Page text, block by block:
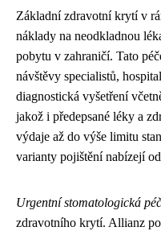
Základní zdravotní krytí v
náklady na neodkladnou
pobytu v zahraničí. Tato
návštěvy specialistů,
diagnostická vyšetření
jakož i předepsané léky a
výdaje až do výše limitu
varianty pojištění nabízejí
Urgentní stomatologická
zdravotního krytí. Allianz